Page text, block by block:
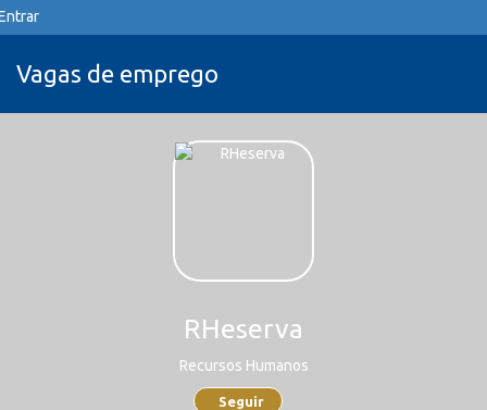
Vagas de emprego
RHeserva
Recursos Humanos
Seguir